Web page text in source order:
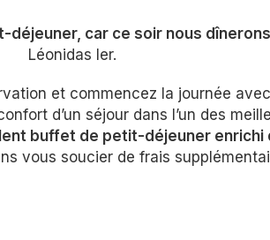
car ce soir nous dînerons
Léonidas Ier.
et commencez la journée
d’un séjour dans l’un des
buffet de petit-déjeuner enrichi
vous soucier de frais